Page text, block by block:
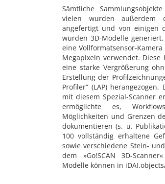
Sämtliche
vielen wurden außerdem
angefertigt und von einigen
wurden 3D-Modelle
eine Vollformatsensor-
Megapixeln verwendet.
eine starke Vergrößerung
Erstellung der
Profiler“ (LAP)
mit diesem Spezial-Scanner
ermöglichte es,
Möglichkeiten und Grenzen
dokumentieren (s. u.
100 vollständig erhaltene
sowie verschiedene Stein-
dem »Go!SCAN 3D-
Modelle können in